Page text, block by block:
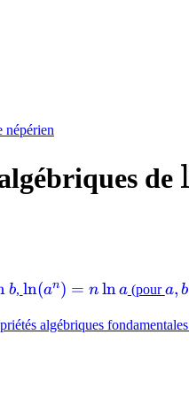
népérien
de
b, \ln(a^n)
a
ln(an) = n lna(poura,
>
a, b
algébriques